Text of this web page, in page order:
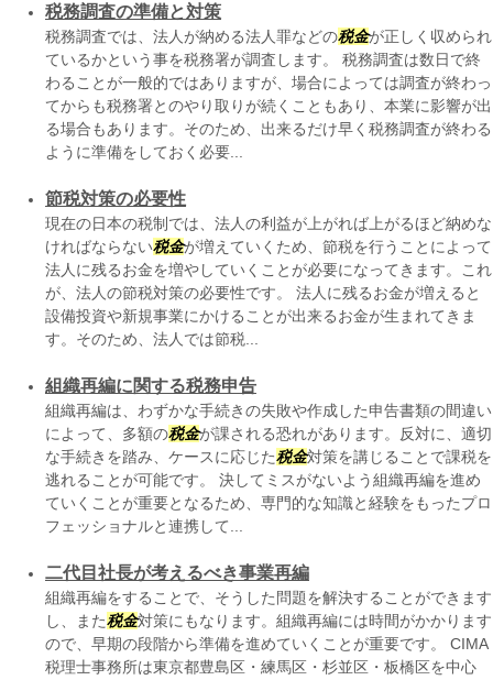
税務調査の準備と対策
税務調査では、法人が納める法人罪などの税金が正しく収められ
ているかという事を税務署が調査します。 税務調査は数日で終
わることが一般的ではありますが、場合によっては調査が終わっ
てからも税務署とのやり取りが続くこともあり、本業に影響が出
る場合もあります。そのため、出来るだけ早く税務調査が終わる
ように準備をしておく必要...
節税対策の必要性
現在の日本の税制では、法人の利益が上がれば上がるほど納めな
ければならない税金が増えていくため、節税を行うことによって
法人に残るお金を増やしていくことが必要になってきます。これ
が、法人の節税対策の必要性です。 法人に残るお金が増えると
設備投資や新規事業にかけることが出来るお金が生まれてきま
す。そのため、法人では節税...
組織再編に関する税務申告
組織再編は、わずかな手続きの失敗や作成した申告書類の間違い
によって、多額の税金が課される恐れがあります。反対に、適切
な手続きを踏み、ケースに応じた税金対策を講じることで課税を
逃れることが可能です。 決してミスがないよう組織再編を進め
ていくことが重要となるため、専門的な知識と経験をもったプロ
フェッショナルと連携して...
二代目社長が考えるべき事業再編
組織再編をすることで、そうした問題を解決することができます
し、また税金対策にもなります。組織再編には時間がかかります
ので、早期の段階から準備を進めていくことが重要です。 CIMA
税理士事務所は東京都豊島区・練馬区・杉並区・板橋区を中心